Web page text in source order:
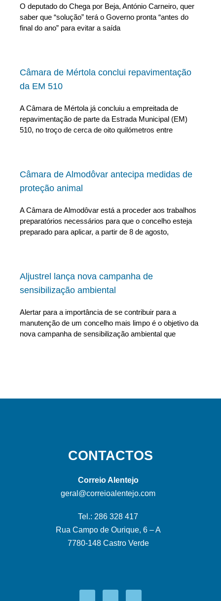
O deputado do Chega por Beja, António Carneiro, quer
saber que “solução” terá o Governo pronta “antes do
final do ano” para evitar a saída
Câmara de Mértola conclui repavimentação
da EM 510
A Câmara de Mértola já concluiu a empreitada de
repavimentação de parte da Estrada Municipal (EM)
510, no troço de cerca de oito quilómetros entre
Câmara de Almodôvar antecipa medidas de
proteção animal
A Câmara de Almodôvar está a proceder aos trabalhos
preparatórios necessários para que o concelho esteja
preparado para aplicar, a partir de 8 de agosto,
Aljustrel lança nova campanha de
sensibilização ambiental
Alertar para a importância de se contribuir para a
manutenção de um concelho mais limpo é o objetivo da
nova campanha de sensibilização ambiental que
CONTACTOS
Correio Alentejo
geral@correioalentejo.com
Tel.: 286 328 417
Rua Campo de Ourique, 6 – A
7780-148 Castro Verde